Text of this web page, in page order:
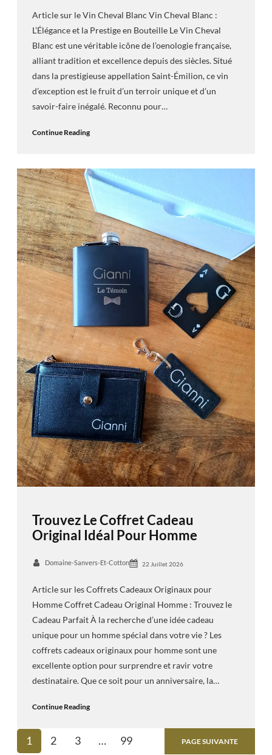
Article sur le Vin Cheval Blanc Vin Cheval Blanc :
L’Élégance et la Prestige en Bouteille Le Vin Cheval
Blanc est une véritable icône de l’oenologie française,
alliant tradition et excellence depuis des siècles. Situé
dans la prestigieuse appellation Saint-Émilion, ce vin
d’exception est le fruit d’un terroir unique et d’un
savoir-faire inégalé. Reconnu pour…
Continue Reading
Trouvez Le Coffret Cadeau
Original Idéal Pour Homme
Domaine-Sanvers-Et-Cotton 22 Juillet 2026
Article sur les Coffrets Cadeaux Originaux pour
Homme Coffret Cadeau Original Homme : Trouvez le
Cadeau Parfait À la recherche d’une idée cadeau
unique pour un homme spécial dans votre vie ? Les
coffrets cadeaux originaux pour homme sont une
excellente option pour surprendre et ravir votre
destinataire. Que ce soit pour un anniversaire, la…
Continue Reading
1 2 3 … 99 PAGE SUIVANTE